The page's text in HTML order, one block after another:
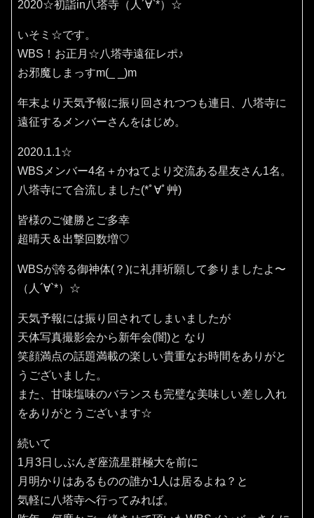
2020☆初詣in八塔寺（人´∀`*）☆
いそミ☆です。
WBS！お正月☆八塔寺遠征レポ♪
お邪魔しまっすm(_ _)m
年末より天気予報に振り回されつつも連日、八塔寺に
遠征するメンバーさんをはじめ。
2020.1.1☆
WBSメンバー4名＋かねてより交流ある星友さん1名。
八塔寺にて合流しました(*ﾟ∀ﾟ艸)
皆様のご健勝とご多幸
超晴天＆出撃回数増♡
WBSが誇る御神体(？)に礼拝祈願して参りましたよ〜
（人´∀`*）☆
天気予報には振り回されてしまいましたが
天体写真撮影会から新年会(闇)と なり
笑顔満点の話題満載の楽しい貴重なお時間をありがと
うございました。
また、甘味塩味のバランスも完璧な美味しい差し入れ
をありがとうございます☆
続いて
1月3日しぶんぎ座流星群極大を前に
月明かりはあるものの誰か1人は居るよね？と
気軽に八塔寺へ行ってみれば。